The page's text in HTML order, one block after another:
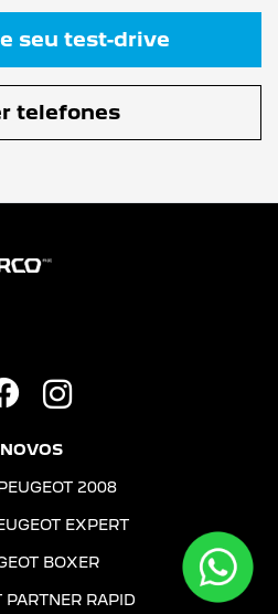
telefones
seu test-drive
NOVOS
2008
EXPERT
BOXER
PARTNER RAPID